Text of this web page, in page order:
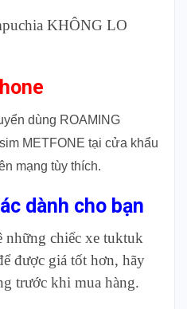
KHÔNG LO
dùng ROAMING
METFONE tại cửa khẩu
mạng tùy thích.
dành cho bạn
những chiếc xe tuktuk
được giá tốt hơn, hãy
trước khi mua hàng.